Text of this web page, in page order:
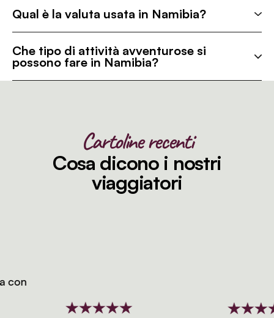
Qual è la valuta usata in Namibia?
Che tipo di attività avventurose si
possono fare in Namibia?
Cartoline recenti
Cosa dicono i nostri
viaggiatori